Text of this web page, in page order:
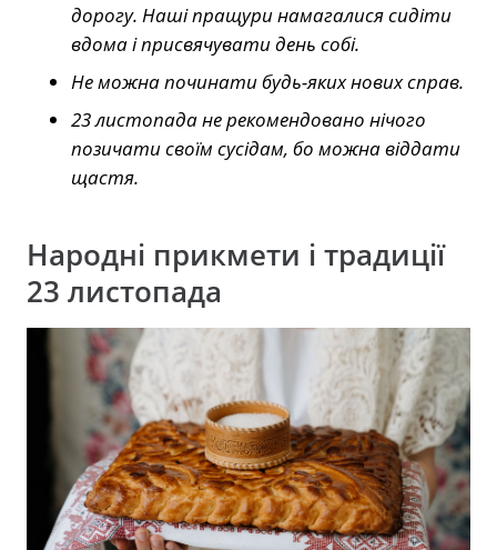
дорогу. Наші пращури намагалися сидіти
вдома і присвячувати день собі.
Не можна починати будь-яких нових справ.
23 листопада не рекомендовано нічого
позичати своїм сусідам, бо можна віддати
щастя.
Народні прикмети і традиції
23 листопада